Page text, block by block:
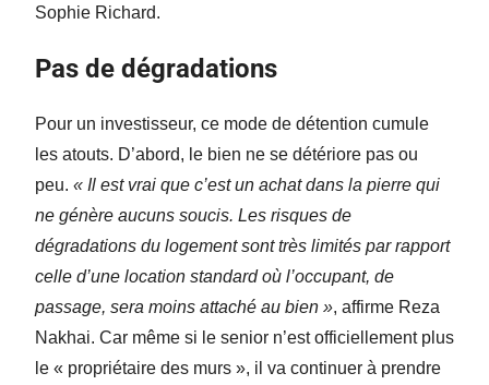
Sophie Richard.
Pas de dégradations
Pour un investisseur, ce mode de détention cumule
les atouts. D’abord, le bien ne se détériore pas ou
peu. « Il est vrai que c’est un achat dans la pierre qui
ne génère aucuns soucis. Les risques de
dégradations du logement sont très limités par rapport
celle d’une location standard où l’occupant, de
passage, sera moins attaché au bien », affirme Reza
Nakhai. Car même si le senior n’est officiellement plus
le « propriétaire des murs », il va continuer à prendre